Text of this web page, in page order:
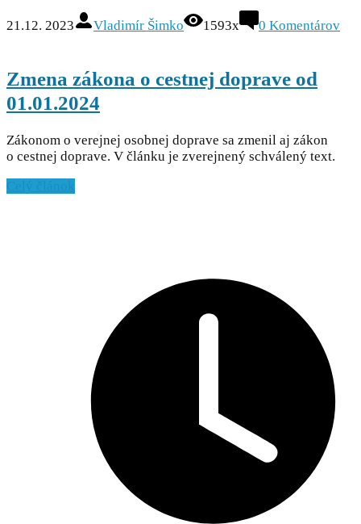
21.12. 2023 Vladimír Šimko 1593x 0 Komentárov
Zmena zákona o cestnej doprave od
01.01.2024
Zákonom o verejnej osobnej doprave sa zmenil aj zákon
o cestnej doprave. V článku je zverejnený schválený text.